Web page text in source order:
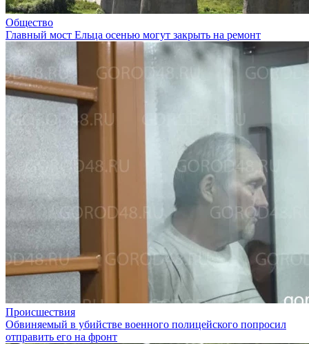
Общество
Главный мост Ельца осенью могут закрыть на ремонт
Происшествия
Обвиняемый в убийстве военного полицейского попросил
отправить его на фронт